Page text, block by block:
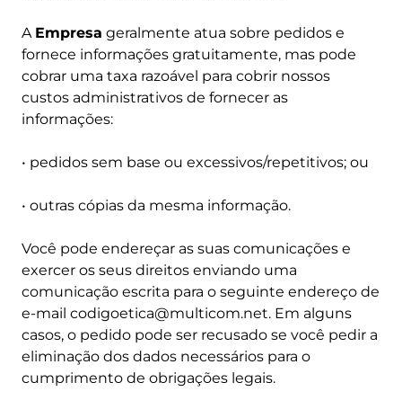
A Empresa geralmente atua sobre pedidos e
fornece informações gratuitamente, mas pode
cobrar uma taxa razoável para cobrir nossos
custos administrativos de fornecer as
informações:
• pedidos sem base ou excessivos/repetitivos; ou
• outras cópias da mesma informação.
Você pode endereçar as suas comunicações e
exercer os seus direitos enviando uma
comunicação escrita para o seguinte endereço de
e-mail codigoetica@multicom.net. Em alguns
casos, o pedido pode ser recusado se você pedir a
eliminação dos dados necessários para o
cumprimento de obrigações legais.